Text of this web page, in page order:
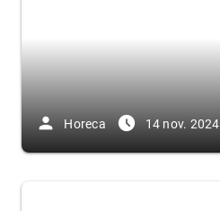
person Horeca access_time_filled 14 nov. 2024